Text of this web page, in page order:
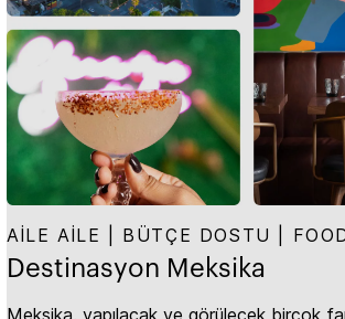
AILE AILE | BÜTÇE DOSTU |
Destinasyon Meksika
Meksika, yapılacak ve görülecek birçok